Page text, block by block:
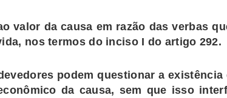
valor da causa em razão das verbas
nos termos do inciso I do artigo 292.
podem questionar a existência
da causa, sem que isso